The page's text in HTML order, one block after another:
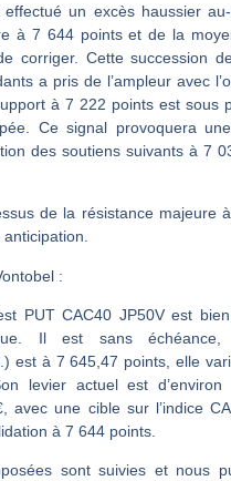
effectué un excès haussier
à 7 644 points et de la
corriger. Cette succession
a pris de l’ampleur avec
à 7 222 points est sous
Ce signal provoquera
des soutiens suivants à 7
de la résistance majeure
:
PUT CAC40 JP50V est
Il est sans
est à 7 645,47 points, elle
levier actuel est
avec une cible sur l’indice
à 7 644 points.
sont suivies et nous